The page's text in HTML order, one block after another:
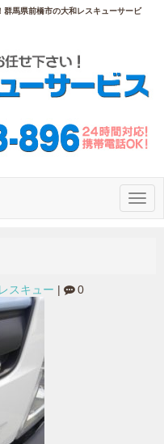
馬県前橋市の大和レスキューサービ
N
a
スキュー 0